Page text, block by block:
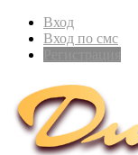
Вход
Вход по смс